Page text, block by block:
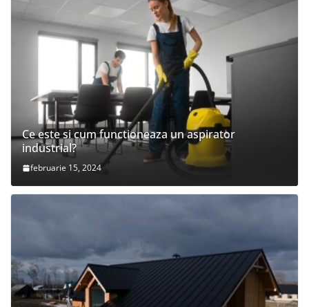
Ce este si cum functioneaza un aspirator
industrial?
februarie 15, 2024